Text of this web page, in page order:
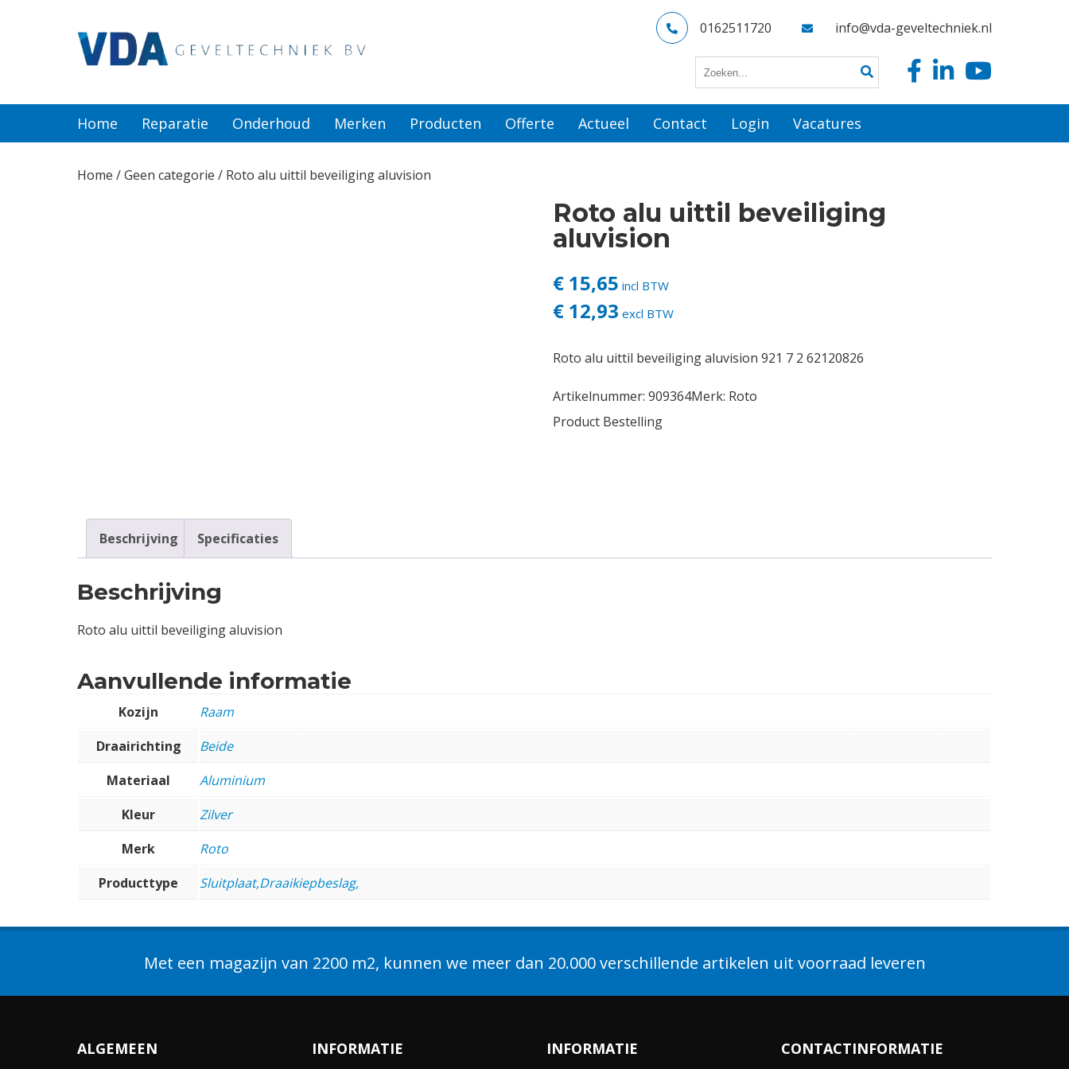
0162511720 info@vda-geveltechniek.nl
Home Reparatie Onderhoud Merken Producten Offerte Actueel Contact Login Vacatures
Home /Geen categorie / Roto alu uittil beveiliging aluvision
Roto alu uittil beveiliging
aluvision
€ 15,65 incl BTW
€ 12,93 excl BTW
Roto alu uittil beveiliging aluvision 921 7 2 62120826
Artikelnummer: 909364Merk: Roto
Product Bestelling
Beschrijving Specificaties
Beschrijving
Roto alu uittil beveiliging aluvision
Aanvullende informatie
Kozijn
Raam
Draairichting
Beide
Materiaal
Aluminium
Kleur
Zilver
Merk
Roto
Producttype
Sluitplaat,Draaikiepbeslag,
Met een magazijn van 2200 m2, kunnen we meer dan 20.000 verschillende artikelen uit voorraad leveren
ALGEMEEN INFORMATIE INFORMATIE CONTACTINFORMATIE